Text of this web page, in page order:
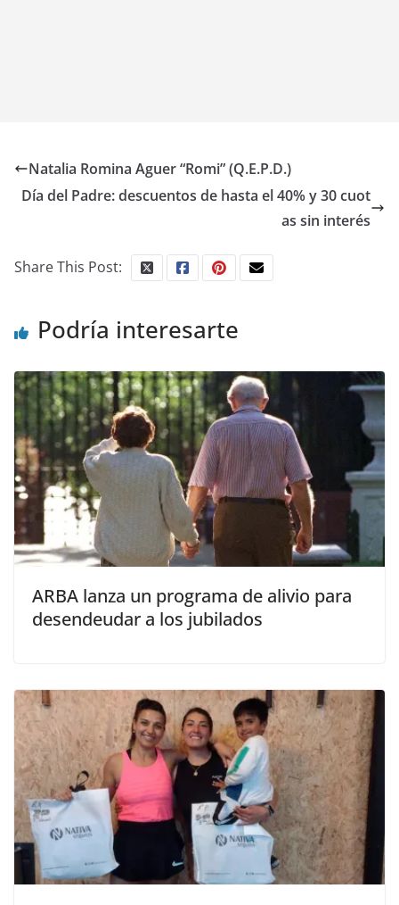
Natalia Romina Aguer “Romi” (Q.E.P.D.)
Día del Padre: descuentos de hasta el 40% y 30 cuot
as sin interés
Share This Post:
Podría interesarte
ARBA lanza un programa de alivio para
desendeudar a los jubilados